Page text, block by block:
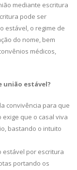
mediante escritura
pode ser
estável, o regime de
do nome, bem
médicos,
união estável?
convivência para que
que o casal viva
bastando o intuito
estável por escritura
portando os